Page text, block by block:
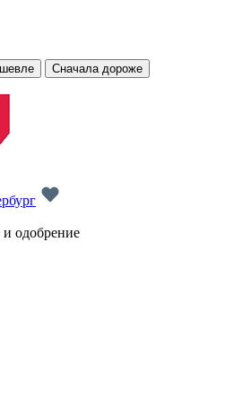
Сначала дороже
одобрение